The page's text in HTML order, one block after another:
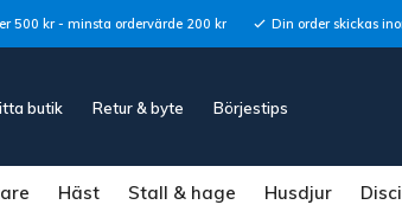
500 kr - minsta ordervärde 200 kr Din order skickas
butik Retur & byte Börjestips
Häst Stall & hage Husdjur